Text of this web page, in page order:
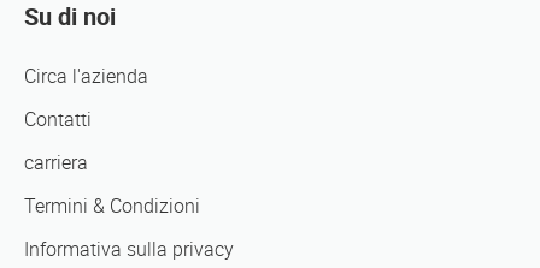
Su di noi
Circa l'azienda
Contatti
carriera
Termini & Condizioni
Informativa sulla privacy